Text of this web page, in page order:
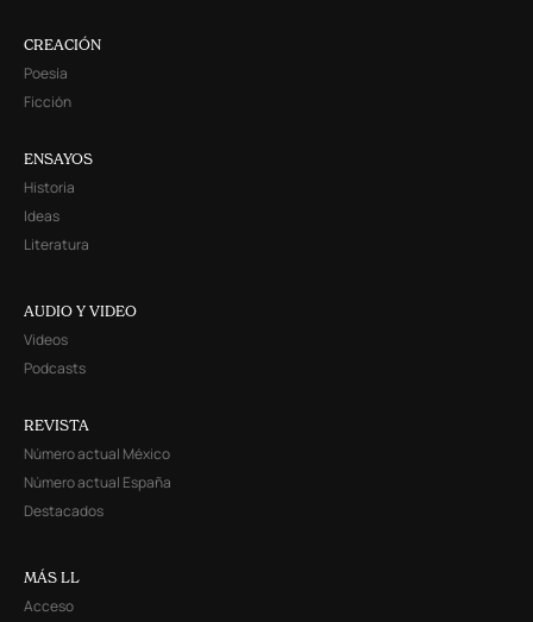
CREACIÓN
Poesía
Ficción
ENSAYOS
Historia
Ideas
Literatura
AUDIO Y VIDEO
Videos
Podcasts
REVISTA
Número actual México
Número actual España
Destacados
MÁS LL
Acceso